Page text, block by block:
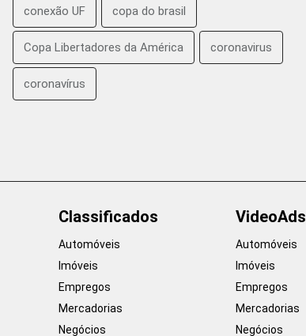
conexão UF copa do brasil
Copa Libertadores da América coronavirus
coronavírus
Classificados
Automóveis
Imóveis
Empregos
Mercadorias
Negócios
VideoAds
Automóveis
Imóveis
Empregos
Mercadorias
Negócios